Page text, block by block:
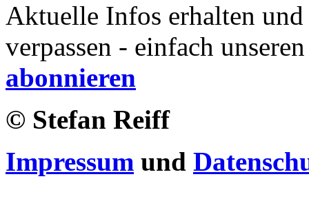
Aktuelle Infos erhalten
verpassen - einfach
abonnieren
© Stefan Reiff
Impressum und